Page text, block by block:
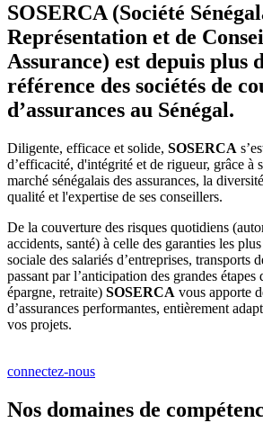
SOSERCA (Société
Représentation et de
Assurance) est depuis plus
référence des sociétés de
d’assurances au Sénégal.
Diligente, efficace et solide, SOSERCA
d’efficacité, d'intégrité et de rigueur, grâce à
marché sénégalais des assurances, la
qualité et l'expertise de ses conseillers.
De la couverture des risques quotidiens
accidents, santé) à celle des garanties les
sociale des salariés d’entreprises, transports
passant par l’anticipation des grandes
épargne, retraite) SOSERCA vous apporte
d’assurances performantes, entièrement
vos projets.
connectez-nous
Nos domaines de